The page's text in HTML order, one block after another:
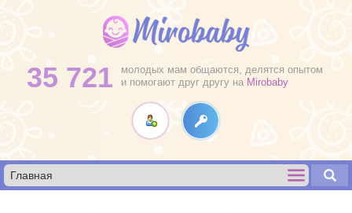
35 721
молодых мам общаются, делятся опытом
и помогают друг другу на Mirobaby